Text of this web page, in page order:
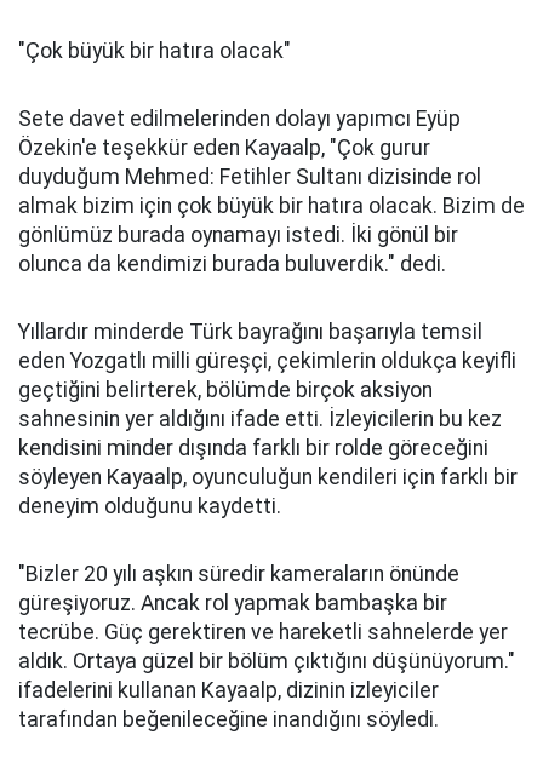
"Çok büyük bir hatıra olacak"
Sete davet edilmelerinden dolayı yapımcı Eyüp
Özekin'e teşekkür eden Kayaalp, "Çok gurur
duyduğum Mehmed: Fetihler Sultanı dizisinde rol
almak bizim için çok büyük bir hatıra olacak. Bizim de
gönlümüz burada oynamayı istedi. İki gönül bir
olunca da kendimizi burada buluverdik." dedi.
Yıllardır minderde Türk bayrağını başarıyla temsil
eden Yozgatlı milli güreşçi, çekimlerin oldukça keyifli
geçtiğini belirterek, bölümde birçok aksiyon
sahnesinin yer aldığını ifade etti. İzleyicilerin bu kez
kendisini minder dışında farklı bir rolde göreceğini
söyleyen Kayaalp, oyunculuğun kendileri için farklı bir
deneyim olduğunu kaydetti.
"Bizler 20 yılı aşkın süredir kameraların önünde
güreşiyoruz. Ancak rol yapmak bambaşka bir
tecrübe. Güç gerektiren ve hareketli sahnelerde yer
aldık. Ortaya güzel bir bölüm çıktığını düşünüyorum."
ifadelerini kullanan Kayaalp, dizinin izleyiciler
tarafından beğenileceğine inandığını söyledi.